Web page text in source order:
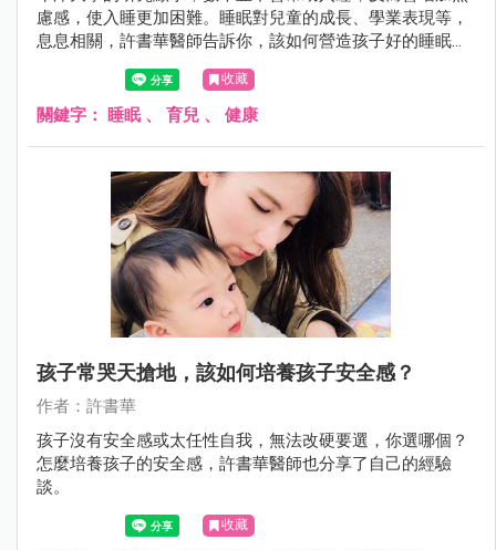
慮感，使入睡更加困難。睡眠對兒童的成長、學業表現等，
息息相關，許書華醫師告訴你，該如何營造孩子好的睡眠環
收藏
關鍵字： 睡眠、 育兒 、 健康
孩子常哭天搶地，該如何培養孩子安全感？
作者：許書華
孩子沒有安全感或太任性自我，無法改硬要選，你選哪個？
怎麼培養孩子的安全感，許書華醫師也分享了自己的經驗
談。
收藏